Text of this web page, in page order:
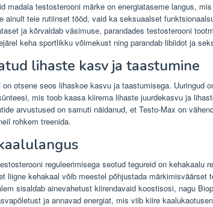
madala testosterooni märke on energiataseme langus,
ainult teie rutiinset tööd, vaid ka seksuaalset
ja kõrvaldab väsimuse, parandades testosterooni
keha sportlikku võimekust ning parandab libiidot ja
lihaste kasv ja taastumine
on otsene seos lihaskoe kasvu ja taastumisega. Uuringud
mis toob kaasa kiirema lihaste juurdekasvu ja
arvustused on samuti näidanud, et Testo-Max on
rohkem treenida.
reguleerimisega seotud tegureid on kehakaalu
liigne kehakaal võib meestel põhjustada märkimisväärset
sisaldab ainevahetust kiirendavaid koostisosi, nagu
ja annavad energiat, mis viib kiire